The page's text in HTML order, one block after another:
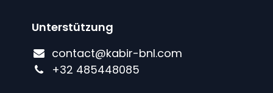
Unterstützung
contact@kabir-bnl.com
+32 485448085